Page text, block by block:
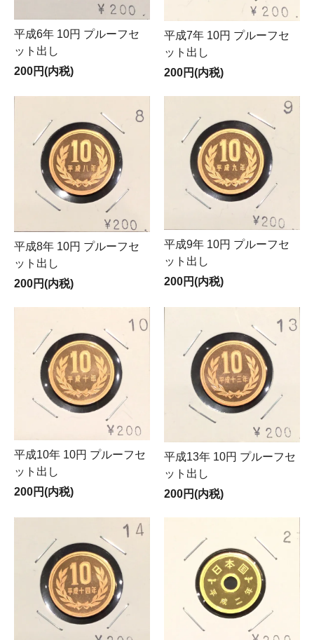
平成6年 10円 プルーフセ
ット出し
200円(内税)
平成7年 10円 プルーフセ
ット出し
200円(内税)
平成8年 10円 プルーフセ
ット出し
200円(内税)
平成9年 10円 プルーフセ
ット出し
200円(内税)
平成10年 10円 プルーフセ
ット出し
200円(内税)
平成13年 10円 プルーフセ
ット出し
200円(内税)